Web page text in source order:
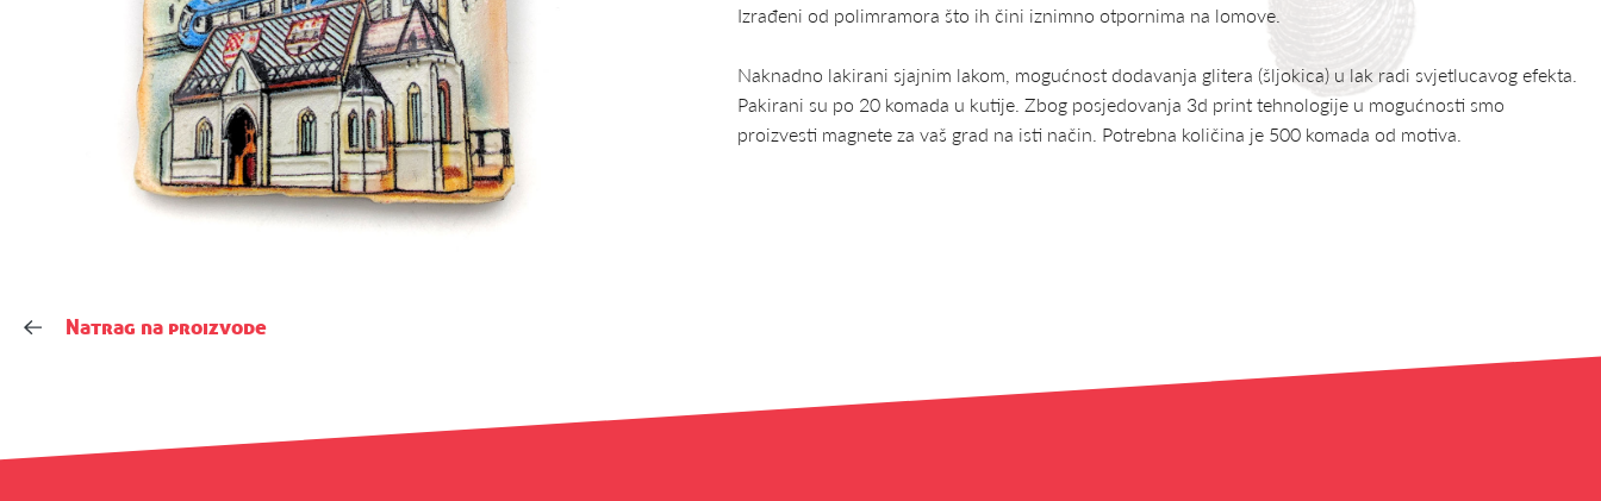
Izrađeni od polimramora što ih čini iznimno otpornima na lomove.
Naknadno lakirani sjajnim lakom, mogućnost dodavanja glitera (šljokica) u lak radi svjetlucavog efekta.
Pakirani su po 20 komada u kutije. Zbog posjedovanja 3d print tehnologije u mogućnosti smo
proizvesti magnete za vaš grad na isti način. Potrebna količina je 500 komada od motiva.
Natrag na proizvode